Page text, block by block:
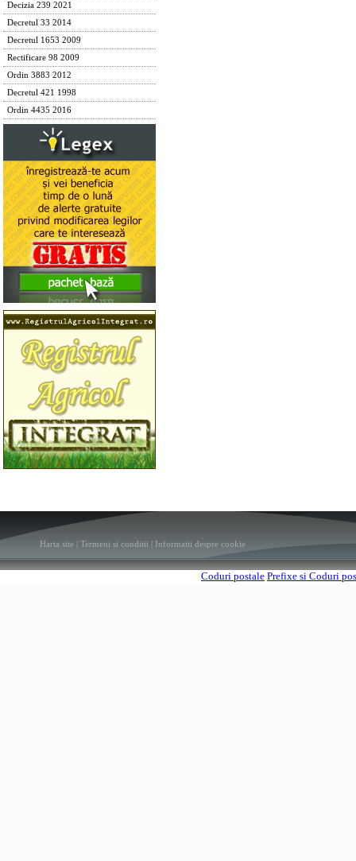
Decizia 239 2021
Decretul 33 2014
Decretul 1653 2009
Rectificare 98 2009
Ordin 3883 2012
Decretul 421 1998
Ordin 4435 2016
Harta site | Termeni si conditii | Informatii despre cookie
Coduri postale Prefixe si Coduri